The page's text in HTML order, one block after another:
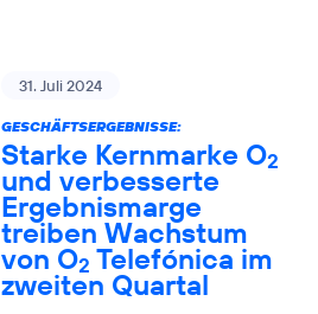
31. Juli 2024
GESCHÄFTSERGEBNISSE:
Starke Kernmarke O2
und verbesserte
Ergebnismarge
treiben Wachstum
von O2 Telefónica im
zweiten Quartal